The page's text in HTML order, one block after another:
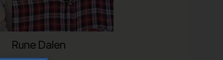
Rune Dalen